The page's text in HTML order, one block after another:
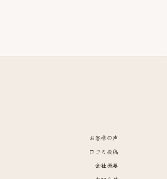
お客様の声
口コミ投稿
会社概要